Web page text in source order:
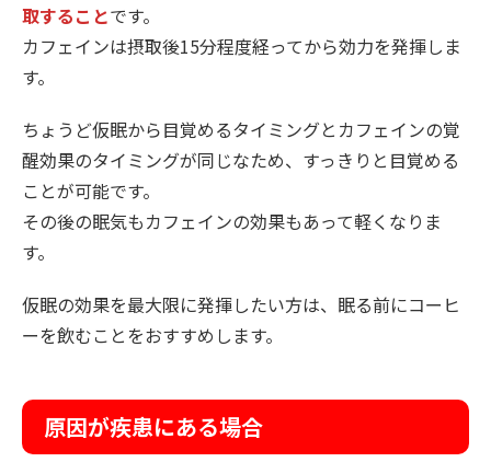
取することです。
カフェインは摂取後15分程度経ってから効力を発揮しま
す。
ちょうど仮眠から目覚めるタイミングとカフェインの覚
醒効果のタイミングが同じなため、すっきりと目覚める
ことが可能です。
その後の眠気もカフェインの効果もあって軽くなりま
す。
仮眠の効果を最大限に発揮したい方は、眠る前にコーヒ
ーを飲むことをおすすめします。
原因が疾患にある場合